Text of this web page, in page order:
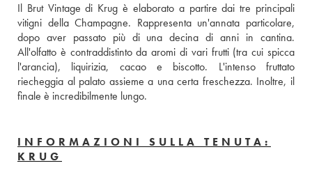
Il Brut Vintage di Krug è elaborato a partire dai tre principali
vitigni della Champagne. Rappresenta un'annata particolare,
dopo aver passato più di una decina di anni in cantina.
All'olfatto è contraddistinto da aromi di vari frutti (tra cui spicca
l'arancia), liquirizia, cacao e biscotto. L'intenso fruttato
riecheggia al palato assieme a una certa freschezza. Inoltre, il
finale è incredibilmente lungo.
INFORMAZIONI SULLA TENUTA:
KRUG